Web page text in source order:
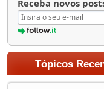
Receba novos
Tópicos